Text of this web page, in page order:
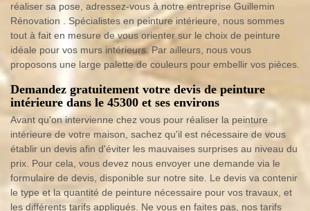
réaliser sa pose, adressez-vous à notre entreprise Guillemin
Rénovation . Spécialistes en peinture intérieure, nous sommes
tout à fait en mesure de vous orienter sur le choix de peinture
idéale pour vos murs intérieurs. Par ailleurs, nous vous
proposons une large palette de couleurs pour embellir vos pièces.
Demandez gratuitement votre devis de peinture
intérieure dans le 45300 et ses environs
Avant qu'on intervienne chez vous pour réaliser la peinture
intérieure de votre maison, sachez qu'il est nécessaire de vous
établir un devis afin d'éviter les mauvaises surprises au niveau du
prix. Pour cela, vous devez nous envoyer une demande via le
formulaire de devis, disponible sur notre site. Le devis va contenir
le type et la quantité de peinture nécessaire pour vos travaux, et
les différents tarifs appliqués. Ne vous en faites pas, nos tarifs